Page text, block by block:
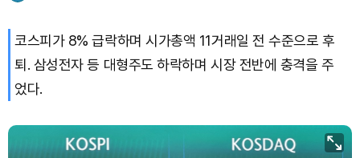
코스피가 8% 급락하며 시가총액 11거래일 전 수준으로 후
퇴. 삼성전자 등 대형주도 하락하며 시장 전반에 충격을 주
었다.